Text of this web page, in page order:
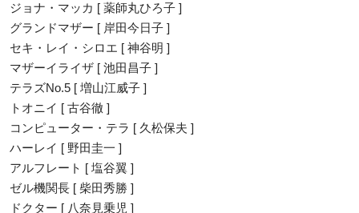
ジョナ・マッカ [ 薬師丸ひろ子 ]
グランドマザー [ 岸田今日子 ]
セキ・レイ・シロエ [ 神谷明 ]
マザーイライザ [ 池田昌子 ]
テラズNo.5 [ 増山江威子 ]
トオニイ [ 古谷徹 ]
コンピューター・テラ [ 久松保夫 ]
ハーレイ [ 野田圭一 ]
アルフレート [ 塩谷翼 ]
ゼル機関長 [ 柴田秀勝 ]
ドクター [ 八奈見乗児 ]